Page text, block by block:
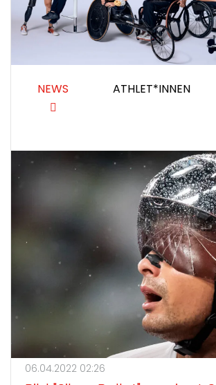
NEWS ATHLET*INNEN
06.04.2022 02:26